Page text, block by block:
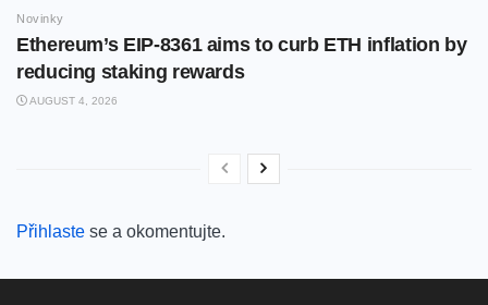
Novinky
Ethereum’s EIP-8361 aims to curb ETH inflation by
reducing staking rewards
AUGUST 4, 2026
Přihlaste se a okomentujte.